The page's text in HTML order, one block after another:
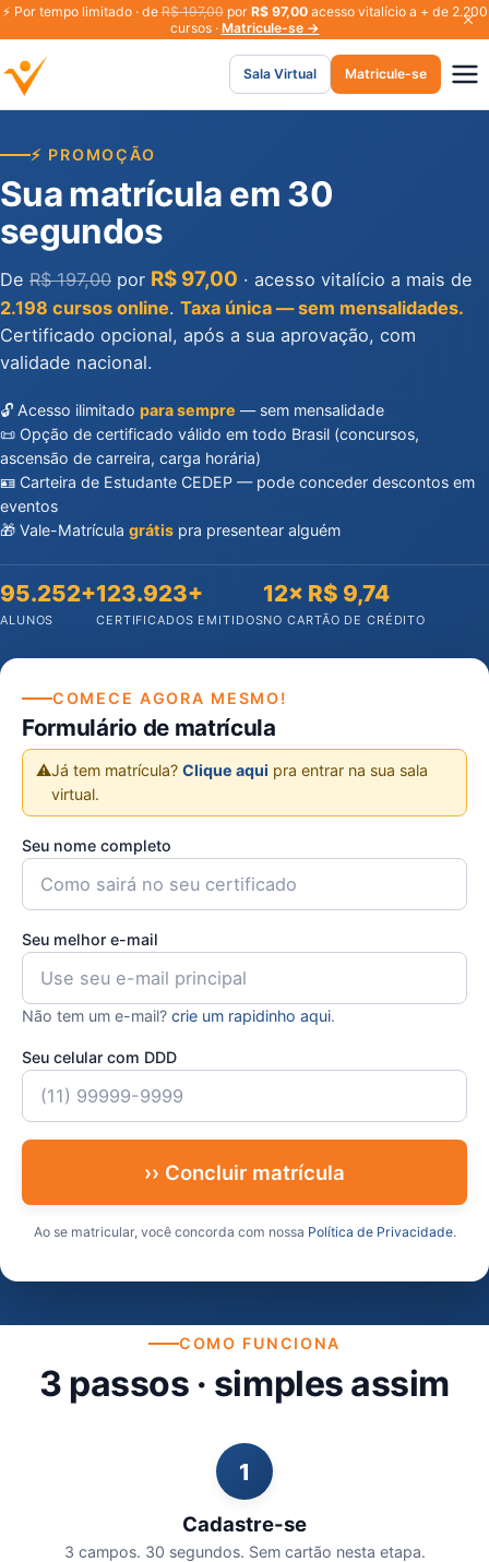
⚡ Por tempo limitado · deR$ 197,00por R$ 97,00acesso vitalício a + de 2.200
cursos · Matricule-se →
Sala Virtual Matricule-se
⚡ PROMOÇÃO
Sua matrícula em 30
segundos
De R$ 197,00 por R$ 97,00 · acesso vitalício a mais de
2.198 cursos online. Taxa única — sem mensalidades.
Certificado opcional, após a sua aprovação, com
validade nacional.
🔓 Acesso ilimitado para sempre — sem mensalidade
📜 Opção de certificado válido em todo Brasil (concursos,
ascensão de carreira, carga horária)
🪪 Carteira de Estudante CEDEP — pode conceder descontos em
eventos
🎁 Vale-Matrícula grátis pra presentear alguém
95.252+
ALUNOS
123.923+
CERTIFICADOS EMITIDOS
12× R$ 9,74
NO CARTÃO DE CRÉDITO
COMECE AGORA MESMO!
Formulário de matrícula
⚠️Já tem matrícula? Clique aqui pra entrar na sua sala
virtual.
Seu nome completo
Seu melhor e-mail
Não tem um e-mail? crie um rapidinho aqui.
Seu celular com DDD
›› Concluir matrícula
Ao se matricular, você concorda com nossa Política de Privacidade.
COMO FUNCIONA
3 passos · simples assim
1
Cadastre-se
3 campos. 30 segundos. Sem cartão nesta etapa.